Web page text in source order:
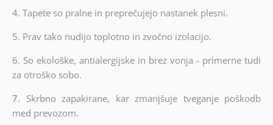
4. Tapete so pralne in preprečujejo nastanek plesni.
5. Prav tako nudijo toplotno in zvočno izolacijo.
6. So ekološke, antialergijske in brez vonja - primerne tudi
za otroško sobo.
7. Skrbno zapakirane, kar zmanjšuje tveganje poškodb
med prevozom.